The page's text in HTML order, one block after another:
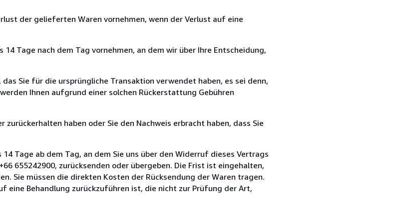
der gelieferten Waren vornehmen, wenn der Verlust auf eine
Tage nach dem Tag vornehmen, an dem wir über Ihre Entscheidung,
Sie für die ursprüngliche Transaktion verwendet haben, es sei denn,
Ihnen aufgrund einer solchen Rückerstattung Gebühren
haben oder Sie den Nachweis erbracht haben, dass Sie
Tage ab dem Tag, an dem Sie uns über den Widerruf dieses Vertrags
655242900, zurücksenden oder übergeben. Die Frist ist eingehalten,
Sie müssen die direkten Kosten der Rücksendung der Waren tragen.
Behandlung zurückzuführen ist, die nicht zur Prüfung der Art,